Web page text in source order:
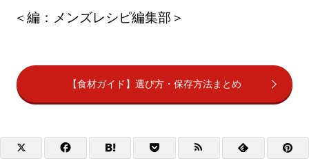
＜編：メンズレシピ編集部＞
【食材ガイド】選び方・保存方法まとめ